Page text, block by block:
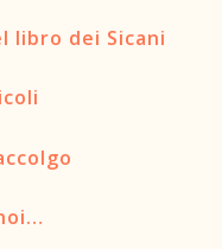
libro dei Sicani